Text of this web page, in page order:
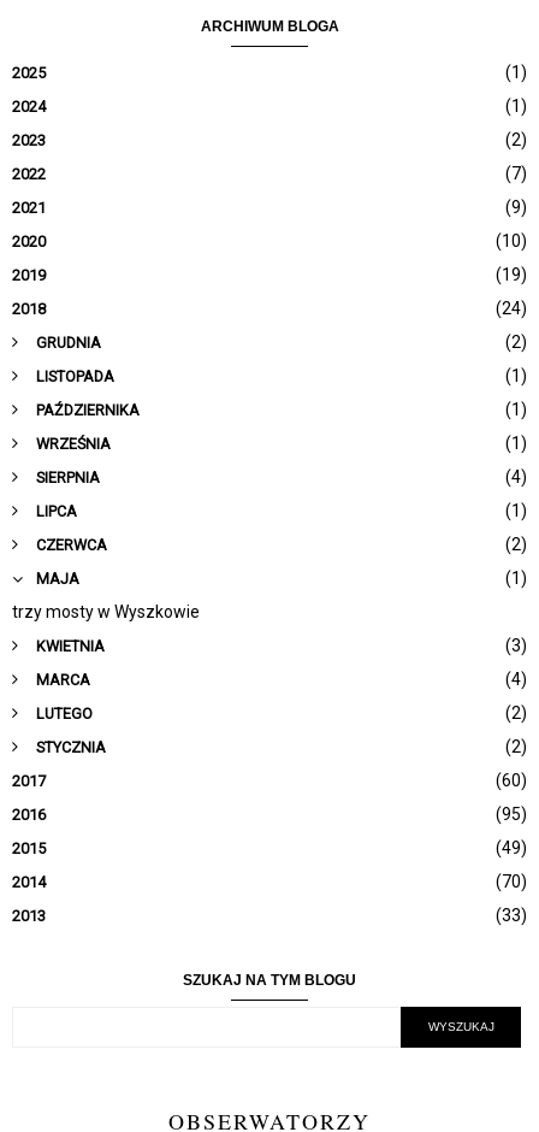
ARCHIWUM BLOGA
2025 (1)
2024 (1)
2023 (2)
2022 (7)
2021 (9)
2020 (10)
2019 (19)
2018 (24)
GRUDNIA (2)
LISTOPADA (1)
PAŹDZIERNIKA (1)
WRZEŚNIA (1)
SIERPNIA (4)
LIPCA (1)
CZERWCA (2)
MAJA
(1)
trzy mosty w Wyszkowie
KWIETNIA (3)
MARCA (4)
LUTEGO (2)
STYCZNIA (2)
2017 (60)
2016 (95)
2015 (49)
2014 (70)
2013 (33)
SZUKAJ NA TYM BLOGU
OBSERWATORZY